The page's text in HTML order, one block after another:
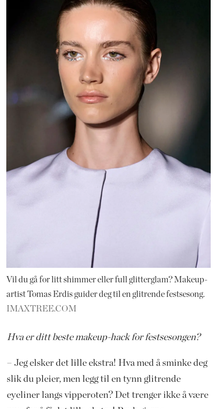
Vil du gå for litt shimmer eller full glitterglam? Makeup-
artist Tomas Erdis guider deg til en glitrende festsesong.
IMAXTREE.COM
Hva er ditt beste makeup-hack for festsesongen?
– Jeg elsker det lille ekstra! Hva med å sminke deg
slik du pleier, men legg til en tynn glitrende
eyeliner langs vipperoten? Det trenger ikke å være